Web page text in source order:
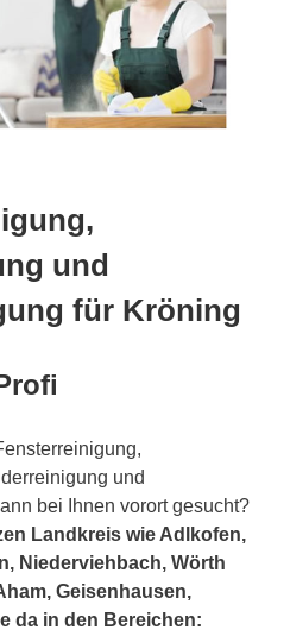
und
für Kröning
und
bei Ihnen vorort gesucht?
Landkreis wie Adlkofen,
Niederviehbach, Wörth
Geisenhausen,
da in den Bereichen: